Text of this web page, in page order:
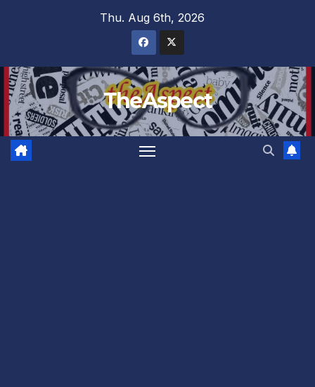
Thu. Aug 6th, 2026
TheAspect